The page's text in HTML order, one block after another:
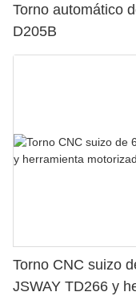
Torno automático
D205B
Torno CNC suizo
JSWAY TD266 y